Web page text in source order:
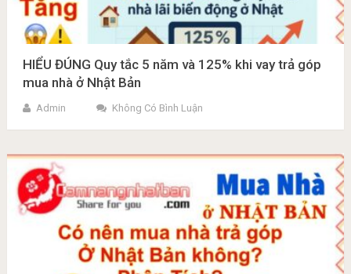
HIỂU ĐÚNG Quy tắc 5 năm và 125% khi vay trả góp
mua nhà ở Nhật Bản
Admin Không Có Bình Luận